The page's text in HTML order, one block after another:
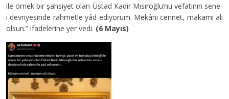
ile örnek bir şahsiyet olan Üstad Kadir Mısıroğlu’nu vefatının sene-
i devriyesinde rahmetle yâd ediyorum. Mekânı cennet, makamı ali
olsun.” ifadelerine yer vedi. (6 Mayıs)